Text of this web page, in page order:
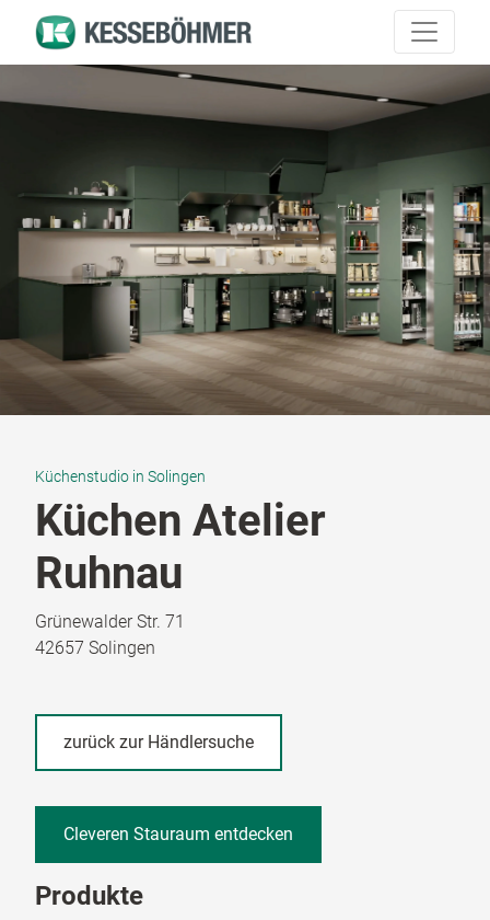
Küchenstudio in Solingen
Küchen Atelier
Ruhnau
Grünewalder Str. 71
42657 Solingen
zurück zur Händlersuche
Cleveren Stauraum entdecken
Produkte